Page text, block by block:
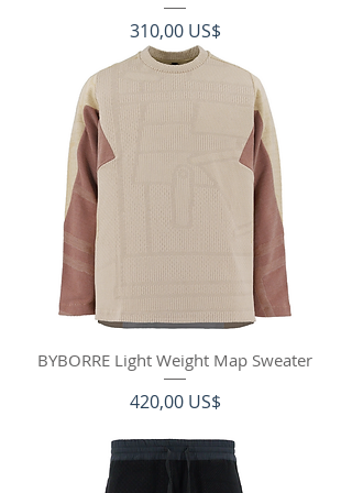
Precio
310,00 US$
BYBORRE Light Weight Map Sweater
Precio
420,00 US$